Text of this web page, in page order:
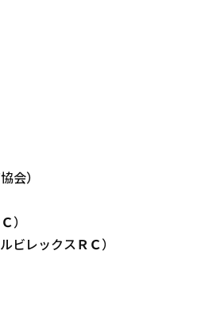
会）
）
ビレックスＲＣ）